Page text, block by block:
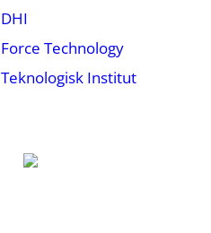
DHI
Force Technology
Teknologisk Institut